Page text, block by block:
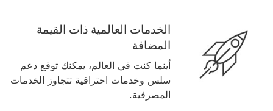
الخدمات العالمية ذات القيمة
المضافة
أينما كنت في العالم، يمكنك توقع دعم
سلس وخدمات احترافية تتجاوز الخدمات
المصرفية.